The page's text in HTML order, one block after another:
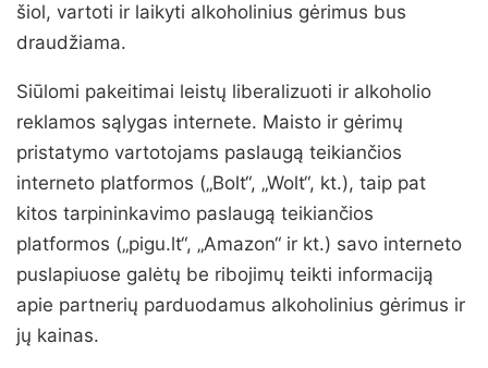
šiol, vartoti ir laikyti alkoholinius gėrimus bus
draudžiama.
Siūlomi pakeitimai leistų liberalizuoti ir alkoholio
reklamos sąlygas internete. Maisto ir gėrimų
pristatymo vartotojams paslaugą teikiančios
interneto platformos („Bolt“, „Wolt“, kt.), taip pat
kitos tarpininkavimo paslaugą teikiančios
platformos („pigu.lt“, „Amazon“ ir kt.) savo interneto
puslapiuose galėtų be ribojimų teikti informaciją
apie partnerių parduodamus alkoholinius gėrimus ir
jų kainas.